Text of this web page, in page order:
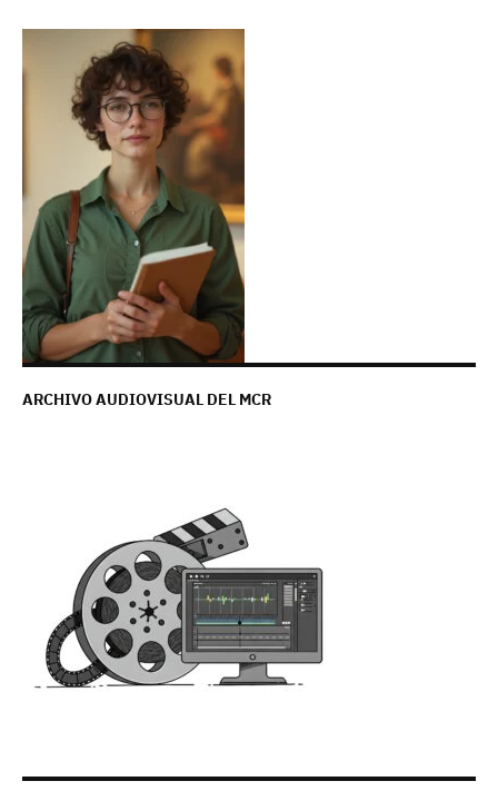
ARCHIVO AUDIOVISUAL DEL MCR